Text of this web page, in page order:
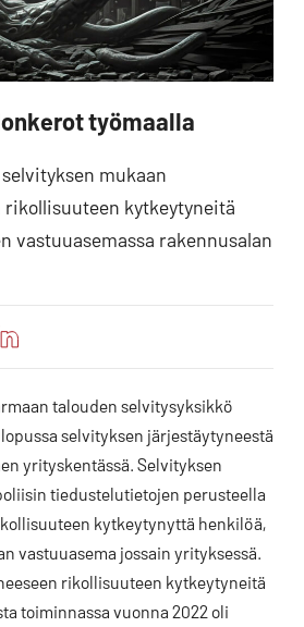
työmaalla
mukaan
rikollisuuteen kytkeytyneitä
vastuuasemassa rakennusalan
Jako:
Jaa
artikkeli
talouden selvitysyksikkö
selvityksen järjestäytyneestä
yrityskentässä. Selvityksen
tiedustelutietojen perusteella
kytkeytynyttä henkilöä,
vastuuasema jossain yrityksessä.
rikollisuuteen kytkeytyneitä
toiminnassa vuonna 2022 oli